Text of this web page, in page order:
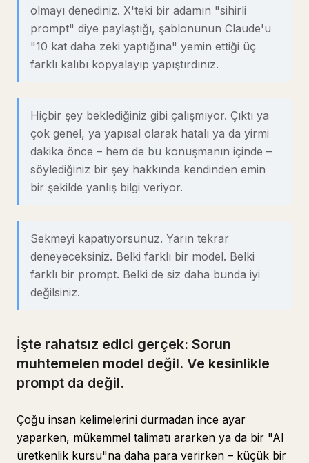
olmayı denediniz. X'teki bir adamın "sihirli
prompt" diye paylaştığı, şablonunun Claude'u
"10 kat daha zeki yaptığına" yemin ettiği üç
farklı kalıbı kopyalayıp yapıştırdınız.
Hiçbir şey beklediğiniz gibi çalışmıyor. Çıktı ya
çok genel, ya yapısal olarak hatalı ya da yirmi
dakika önce – hem de bu konuşmanın içinde –
söylediğiniz bir şey hakkında kendinden emin
bir şekilde yanlış bilgi veriyor.
Sekmeyi kapatıyorsunuz. Yarın tekrar
deneyeceksiniz. Belki farklı bir model. Belki
farklı bir prompt. Belki de siz daha bunda iyi
değilsiniz.
İşte rahatsız edici gerçek: Sorun
muhtemelen model değil. Ve kesinlikle
prompt da değil.
Çoğu insan kelimelerini durmadan ince ayar
yaparken, mükemmel talimatı ararken ya da bir "AI
üretkenlik kursu"na daha para verirken – küçük bir